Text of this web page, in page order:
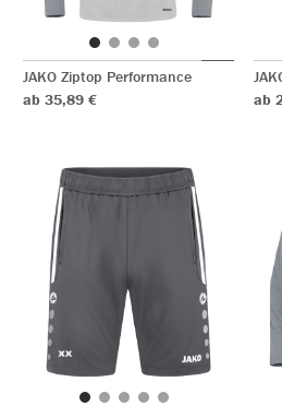
JAKO Ziptop Performance
ab 35,89 €
ab